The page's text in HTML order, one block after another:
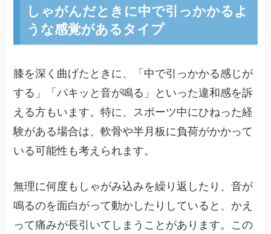
しゃがんだときに中で引っかかるよ
うな感覚があるタイプ
膝を深く曲げたときに、「中で引っかかる感じが
する」「パキッと音が鳴る」といった違和感を訴
える方もいます。特に、スポーツ中にひねった経
験がある場合は、軟骨や半月板に負荷がかかって
いる可能性も考えられます。
無理に何度もしゃがみ込みを繰り返したり、音が
鳴るのを面白がって動かしたりしていると、かえ
って痛みが長引いてしまうことがあります。この